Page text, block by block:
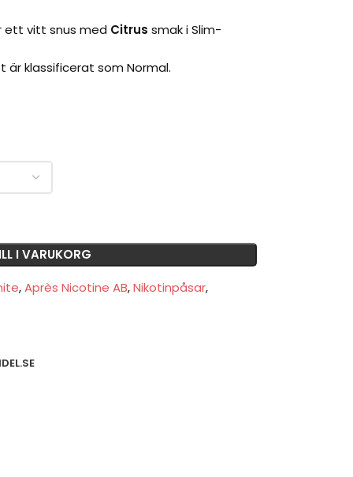
ett vitt snus med Citrus smak i Slim-
är klassificerat som Normal.
I VARUKORG
,Après Nicotine AB,Nikotinpåsar,